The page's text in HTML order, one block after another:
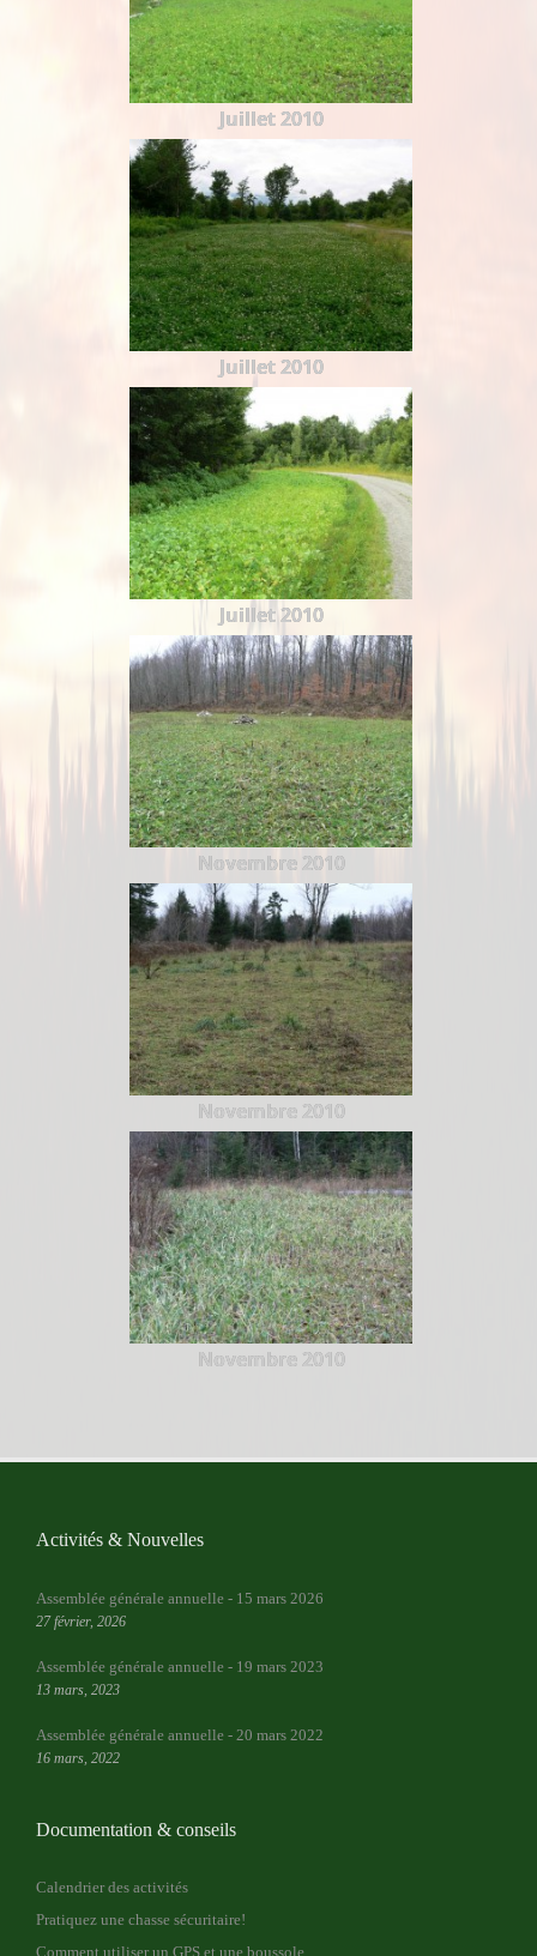
Juillet 2010
Juillet 2010
Juillet 2010
Novembre 2010
Novembre 2010
Novembre 2010
Activités & Nouvelles
Assemblée générale annuelle - 15 mars 2026
27 février, 2026
Assemblée générale annuelle - 19 mars 2023
13 mars, 2023
Assemblée générale annuelle - 20 mars 2022
16 mars, 2022
Documentation & conseils
Calendrier des activités
Pratiquez une chasse sécuritaire!
Comment utiliser un GPS et une boussole